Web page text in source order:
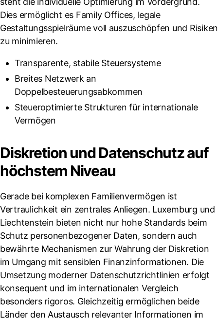
Dies ermöglicht es Family Offices, legale
Gestaltungsspielräume voll auszuschöpfen und Risiken
zu minimieren.
Transparente, stabile Steuersysteme
Breites Netzwerk an
Doppelbesteuerungsabkommen
Steueroptimierte Strukturen für internationale
Vermögen
Diskretion und Datenschutz auf
höchstem Niveau
Gerade bei komplexen Familienvermögen ist
Vertraulichkeit ein zentrales Anliegen. Luxemburg und
Liechtenstein bieten nicht nur hohe Standards beim
Schutz personenbezogener Daten, sondern auch
bewährte Mechanismen zur Wahrung der Diskretion
im Umgang mit sensiblen Finanzinformationen. Die
Umsetzung moderner Datenschutzrichtlinien erfolgt
konsequent und im internationalen Vergleich
besonders rigoros. Gleichzeitig ermöglichen beide
Länder den Austausch relevanter Informationen im